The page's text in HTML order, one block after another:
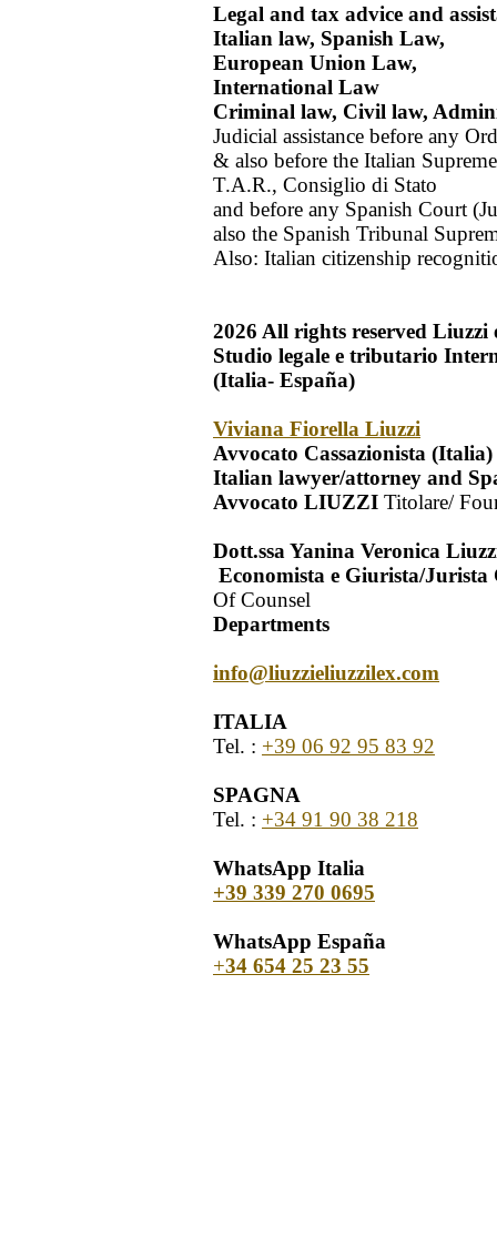
Legal and tax advice and
Italian law, Spanish Law,
European Union Law,
International Law
Criminal law, Civil law,
Judicial assistance before any
& also before the Italian
T.A.R., Consiglio di Stato
and before any Spanish Court
also the Spanish Tribunal
Also: Italian citizenship
2026 All rights reserved Liuzzi
Studio legale e tributario
(Italia- España)
Viviana Fiorella Liuzzi
Avvocato Cassazionista
Italian lawyer/attorney and
Avvocato LIUZZI Titolare/
Dott.ssa Yanina Veronica
Economista e Giurista/Jurista
Of Counsel
Departments
info@liuzzieliuzzilex.com
ITALIA
Tel. : +39 06 92 95 83 92
SPAGNA
Tel. : +34 91 90 38 218
WhatsApp Italia
+39 339 270 0695
WhatsApp España
+34 654 25 23 55